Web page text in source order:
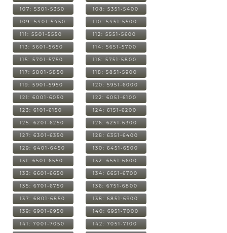
107: 5301-5350 108: 5351-5400
109: 5401-5450 110: 5451-5500
111: 5501-5550 112: 5551-5600
113: 5601-5650 114: 5651-5700
115: 5701-5750 116: 5751-5800
117: 5801-5850 118: 5851-5900
119: 5901-5950 120: 5951-6000
121: 6001-6050 122: 6051-6100
123: 6101-6150 124: 6151-6200
125: 6201-6250 126: 6251-6300
127: 6301-6350 128: 6351-6400
129: 6401-6450 130: 6451-6500
131: 6501-6550 132: 6551-6600
133: 6601-6650 134: 6651-6700
135: 6701-6750 136: 6751-6800
137: 6801-6850 138: 6851-6900
139: 6901-6950 140: 6951-7000
141: 7001-7050 142: 7051-7100